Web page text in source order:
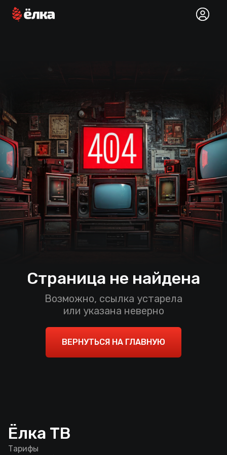
Страница не найдена
Возможно, ссылка устарела
или указана неверно
ВЕРНУТЬСЯ НА ГЛАВНУЮ
Ёлка ТВ
Тарифы